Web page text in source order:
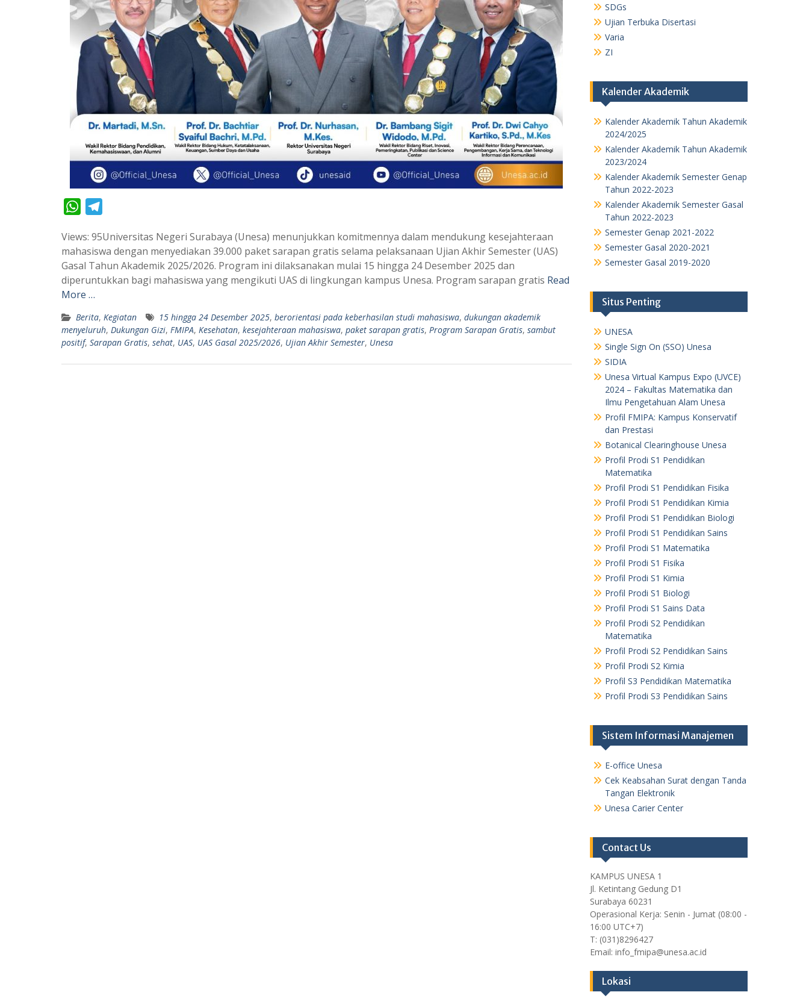
W
a
t
A
p
l
e
g
m
Views: 95Universitas Negeri Surabaya (Unesa) menunjukkan komitmennya dalam mendukung kesejahteraan
mahasiswa dengan menyediakan 39.000 paket sarapan gratis selama pelaksanaan Ujian Akhir Semester (UAS)
Gasal Tahun Akademik 2025/2026. Program ini dilaksanakan mulai 15 hingga 24 Desember 2025 dan
diperuntukkan bagi mahasiswa yang mengikuti UAS di lingkungan kampus Unesa. Program sarapan gratis Read
More …
Berita, Kegiatan 15 hingga 24 Desember 2025, berorientasi pada keberhasilan studi mahasiswa, dukungan akademik
menyeluruh, Dukungan Gizi, FMIPA, Kesehatan, kesejahteraan mahasiswa, paket sarapan gratis, Program Sarapan Gratis, sambut
positif, Sarapan Gratis, sehat, UAS, UAS Gasal 2025/2026, Ujian Akhir Semester, Unesa
SDGs
Ujian Terbuka Disertasi
Varia
ZI
Kalender Akademik
Kalender Akademik Tahun Akademik
2024/2025
Kalender Akademik Tahun Akademik
2023/2024
Kalender Akademik Semester Genap
Tahun 2022-2023
Kalender Akademik Semester Gasal
Tahun 2022-2023
Semester Genap 2021-2022
Semester Gasal 2020-2021
Semester Gasal 2019-2020
Situs Penting
UNESA
Single Sign On (SSO) Unesa
SIDIA
Unesa Virtual Kampus Expo (UVCE)
2024 – Fakultas Matematika dan
Ilmu Pengetahuan Alam Unesa
Profil FMIPA: Kampus Konservatif
dan Prestasi
Botanical Clearinghouse Unesa
Profil Prodi S1 Pendidikan
Matematika
Profil Prodi S1 Pendidikan Fisika
Profil Prodi S1 Pendidikan Kimia
Profil Prodi S1 Pendidikan Biologi
Profil Prodi S1 Pendidikan Sains
Profil Prodi S1 Matematika
Profil Prodi S1 Fisika
Profil Prodi S1 Kimia
Profil Prodi S1 Biologi
Profil Prodi S1 Sains Data
Profil Prodi S2 Pendidikan
Matematika
Profil Prodi S2 Pendidikan Sains
Profil Prodi S2 Kimia
Profil S3 Pendidikan Matematika
Profil Prodi S3 Pendidikan Sains
Sistem Informasi Manajemen
E-office Unesa
Cek Keabsahan Surat dengan Tanda
Tangan Elektronik
Unesa Carier Center
Contact Us
KAMPUS UNESA 1
Jl. Ketintang Gedung D1
Surabaya 60231
Operasional Kerja: Senin - Jumat (08:00 -
16:00 UTC+7)
T: (031)8296427
Email: info_fmipa@unesa.ac.id
Lokasi